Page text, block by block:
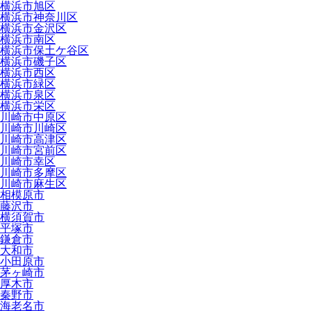
横浜市旭区
横浜市神奈川区
横浜市金沢区
横浜市南区
横浜市保土ケ谷区
横浜市磯子区
横浜市西区
横浜市緑区
横浜市泉区
横浜市栄区
川崎市中原区
川崎市川崎区
川崎市高津区
川崎市宮前区
川崎市幸区
川崎市多摩区
川崎市麻生区
相模原市
藤沢市
横須賀市
平塚市
鎌倉市
大和市
小田原市
茅ヶ崎市
厚木市
秦野市
海老名市